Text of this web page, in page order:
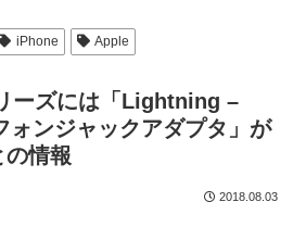
iPhone Apple
ーズには「Lightning –
ォンジャックアダプタ」が
の情報
2018.08.03